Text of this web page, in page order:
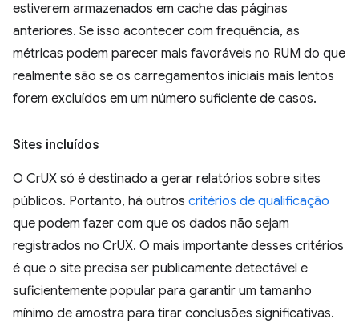
estiverem armazenados em cache das páginas
anteriores. Se isso acontecer com frequência, as
métricas podem parecer mais favoráveis no RUM do que
realmente são se os carregamentos iniciais mais lentos
forem excluídos em um número suficiente de casos.
Sites incluídos
O CrUX só é destinado a gerar relatórios sobre sites
públicos. Portanto, há outros critérios de qualificação
que podem fazer com que os dados não sejam
registrados no CrUX. O mais importante desses critérios
é que o site precisa ser publicamente detectável e
suficientemente popular para garantir um tamanho
mínimo de amostra para tirar conclusões significativas.